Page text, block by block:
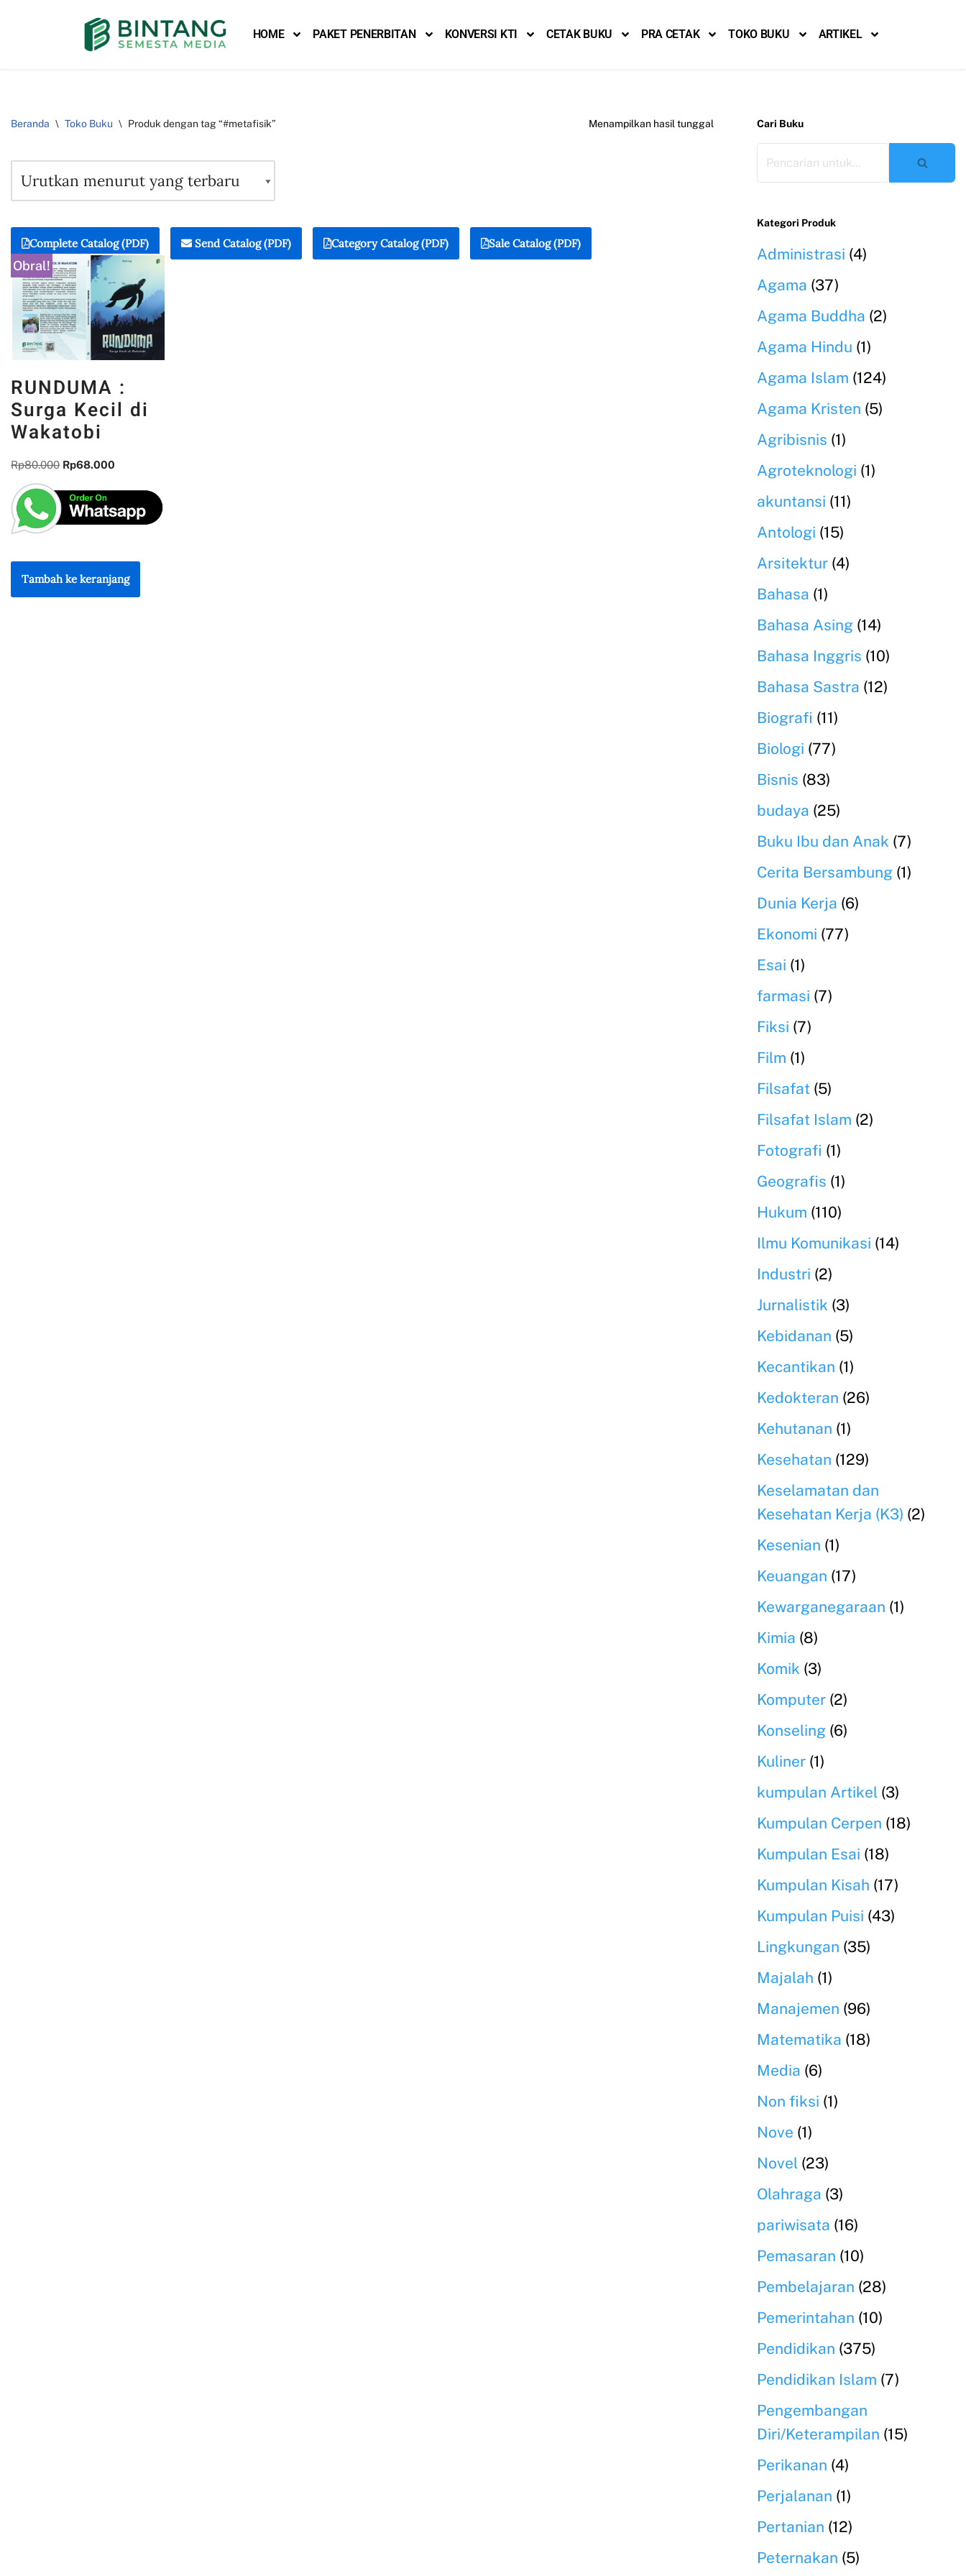
HOME PAKET PENERBITAN KONVERSI KTI CETAK BUKU PRA CETAK TOKO BUKU ARTIKEL
Beranda \ Toko Buku \ Produk dengan tag “#metafisik” Menampilkan hasil tunggal
Complete Catalog (PDF) Send Catalog (PDF) Category Catalog (PDF) Sale Catalog (PDF)
Obral!
RUNDUMA :
Surga Kecil di
Wakatobi
Rp80.000 Rp68.000
Tambah ke keranjang
Cari Buku
Kategori Produk
Administrasi (4)
Agama (37)
Agama Buddha (2)
Agama Hindu (1)
Agama Islam (124)
Agama Kristen (5)
Agribisnis (1)
Agroteknologi (1)
akuntansi (11)
Antologi (15)
Arsitektur (4)
Bahasa (1)
Bahasa Asing (14)
Bahasa Inggris (10)
Bahasa Sastra (12)
Biografi (11)
Biologi (77)
Bisnis (83)
budaya (25)
Buku Ibu dan Anak (7)
Cerita Bersambung (1)
Dunia Kerja (6)
Ekonomi (77)
Esai (1)
farmasi (7)
Fiksi (7)
Film (1)
Filsafat (5)
Filsafat Islam (2)
Fotografi (1)
Geografis (1)
Hukum (110)
Ilmu Komunikasi (14)
Industri (2)
Jurnalistik (3)
Kebidanan (5)
Kecantikan (1)
Kedokteran (26)
Kehutanan (1)
Kesehatan (129)
Keselamatan dan
Kesehatan Kerja (K3) (2)
Kesenian (1)
Keuangan (17)
Kewarganegaraan (1)
Kimia (8)
Komik (3)
Komputer (2)
Konseling (6)
Kuliner (1)
kumpulan Artikel (3)
Kumpulan Cerpen (18)
Kumpulan Esai (18)
Kumpulan Kisah (17)
Kumpulan Puisi (43)
Lingkungan (35)
Majalah (1)
Manajemen (96)
Matematika (18)
Media (6)
Non fiksi (1)
Nove (1)
Novel (23)
Olahraga (3)
pariwisata (16)
Pemasaran (10)
Pembelajaran (28)
Pemerintahan (10)
Pendidikan (375)
Pendidikan Islam (7)
Pengembangan
Diri/Keterampilan (15)
Perikanan (4)
Perjalanan (1)
Pertanian (12)
Peternakan (5)